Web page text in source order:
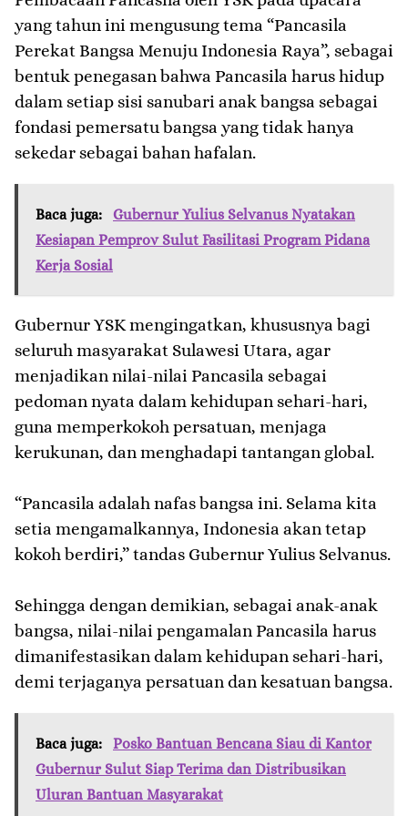
yang tahun ini mengusung tema “Pancasila
Perekat Bangsa Menuju Indonesia Raya”, sebagai
bentuk penegasan bahwa Pancasila harus hidup
dalam setiap sisi sanubari anak bangsa sebagai
fondasi pemersatu bangsa yang tidak hanya
sekedar sebagai bahan hafalan.
Baca juga:
Gubernur Yulius Selvanus Nyatakan
Kesiapan Pemprov Sulut Fasilitasi Program Pidana
Kerja Sosial
Gubernur YSK mengingatkan, khususnya bagi
seluruh masyarakat Sulawesi Utara, agar
menjadikan nilai-nilai Pancasila sebagai
pedoman nyata dalam kehidupan sehari-hari,
guna memperkokoh persatuan, menjaga
kerukunan, dan menghadapi tantangan global.
‎“Pancasila adalah nafas bangsa ini. Selama kita
setia mengamalkannya, Indonesia akan tetap
kokoh berdiri,” tandas Gubernur Yulius Selvanus.
‎Sehingga dengan demikian, sebagai anak-anak
bangsa, nilai-nilai pengamalan Pancasila harus
dimanifestasikan dalam kehidupan sehari-hari,
demi terjaganya persatuan dan kesatuan bangsa.
Baca juga:
Posko Bantuan Bencana Siau di Kantor
Gubernur Sulut Siap Terima dan Distribusikan
Uluran Bantuan Masyarakat